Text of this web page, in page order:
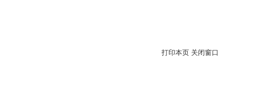
打印本页 关闭窗口